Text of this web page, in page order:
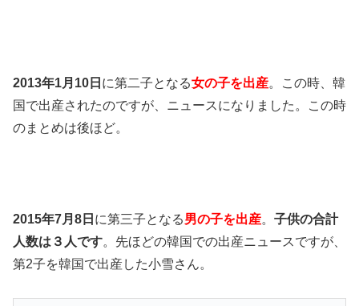
2013年1月10日 に第二子となる女の子を出産。この時、韓
国で出産されたのですが、ニュースになりました。この時
のまとめは後ほど。
2015年7月8日 に第三子となる男の子を出産。 子供の合計
人数は３人です。先ほどの韓国での出産ニュースですが、
第2子を韓国で出産した小雪さん。